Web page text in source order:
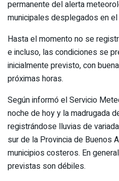
permanente del alerta
municipales desplegados en
Hasta el momento no se
e incluso, las condiciones se
inicialmente previsto, con
próximas horas.
Según informó el Servicio
noche de hoy y la madrugada
registrándose lluvias de
sur de la Provincia de Buenos
municipios costeros. En
previstas son débiles.